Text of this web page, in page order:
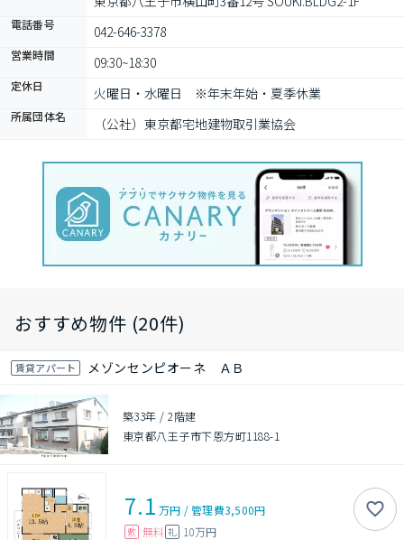
電話番号 042-646-3378
営業時間 09:30~18:30
定休日 火曜日・水曜日　※年末年始・夏季休業
所属団体名 （公社）東京都宅地建物取引業協会
おすすめ物件 (20件)
賃貸アパート メゾンセンピオーネ ＡＢ
築33年 /2階建
東京都八王子市下恩方町1188-1
7.1 万円 /管理費3,500円
敷 無料 礼 10万円